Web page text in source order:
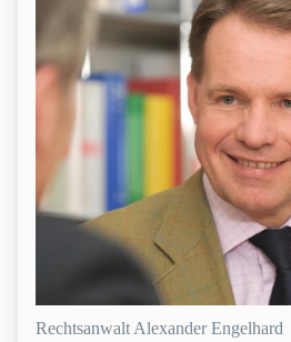
Rechtsanwalt Alexander Engelhard